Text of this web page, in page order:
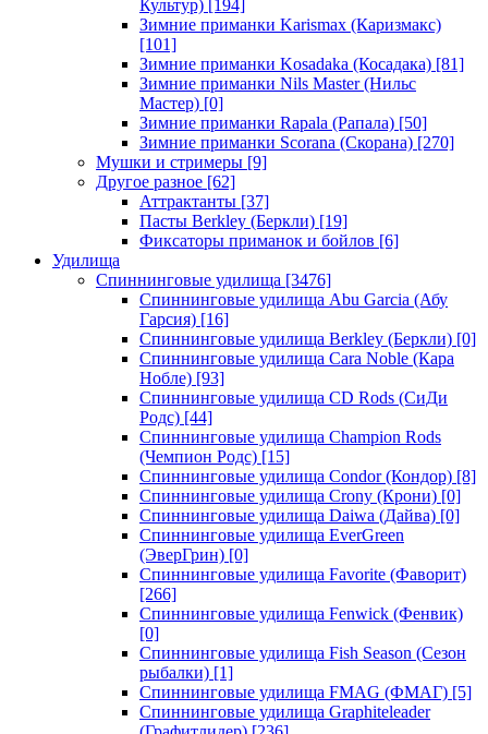
Культур) [194]
Зимние приманки Karismax (Каризмакс)
[101]
Зимние приманки Kosadaka (Косадака) [81]
Зимние приманки Nils Master (Нильс
Мастер) [0]
Зимние приманки Rapala (Рапала) [50]
Зимние приманки Scorana (Скорана) [270]
Мушки и стримеры [9]
Другое разное [62]
Аттрактанты [37]
Пасты Berkley (Беркли) [19]
Фиксаторы приманок и бойлов [6]
Удилища
Спиннинговые удилища [3476]
Спиннинговые удилища Abu Garcia (Абу
Гарсия) [16]
Спиннинговые удилища Berkley (Беркли) [0]
Спиннинговые удилища Cara Noble (Кара
Нобле) [93]
Спиннинговые удилища CD Rods (СиДи
Родс) [44]
Спиннинговые удилища Champion Rods
(Чемпион Родс) [15]
Спиннинговые удилища Condor (Кондор) [8]
Спиннинговые удилища Crony (Крони) [0]
Спиннинговые удилища Daiwa (Дайва) [0]
Спиннинговые удилища EverGreen
(ЭверГрин) [0]
Спиннинговые удилища Favorite (Фаворит)
[266]
Спиннинговые удилища Fenwick (Фенвик)
[0]
Спиннинговые удилища Fish Season (Сезон
рыбалки) [1]
Спиннинговые удилища FMAG (ФМАГ) [5]
Спиннинговые удилища Graphiteleader